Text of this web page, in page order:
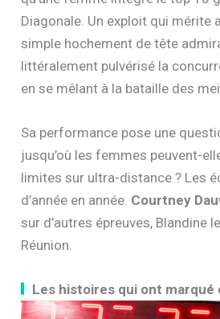
Diagonale. Un exploit qui mérite
simple hochement de tête
littéralement pulvérisé la
en se mêlant à la bataille des
Sa performance pose une
jusqu’où les femmes peuvent-
limites sur ultra-distance ? Les
d’année en année. Courtney
sur d’autres épreuves, Blandine
Réunion.
Les histoires qui ont